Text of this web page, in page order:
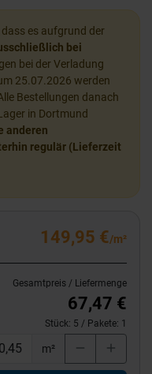
es aufgrund der
bei
bei der Verladung
25.07.2026 werden
Bestellungen danach
in Dortmund
anderen
regulär (Lieferzeit
149,95 €/m²
Gesamtpreis / Liefermenge
67,47 €
Stück: 5 / Pakete: 1
m²